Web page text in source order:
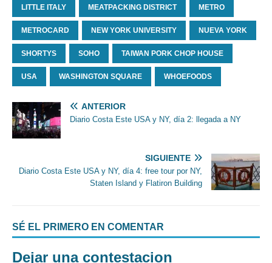
LITTLE ITALY MEATPACKING DISTRICT METRO
METROCARD NEW YORK UNIVERSITY NUEVA YORK
SHORTYS SOHO TAIWAN PORK CHOP HOUSE
USA WASHINGTON SQUARE WHOEFOODS
ANTERIOR
Diario Costa Este USA y NY, día 2: llegada a NY
SIGUIENTE
Diario Costa Este USA y NY, día 4: free tour por NY,
Staten Island y Flatiron Building
SÉ EL PRIMERO EN COMENTAR
Dejar una contestacion